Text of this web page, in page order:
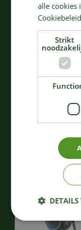
202,99
alle cookies
Strikt
DETAILS